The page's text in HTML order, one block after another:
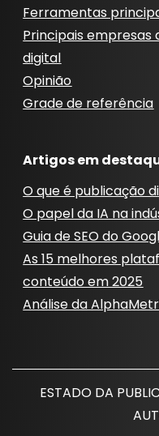
Ferramentas
Principais empresas
digital
Opinião
Grade de referência
Artigos em
O que é publicação
O papel da IA ​​na
Guia de SEO do
As 15 melhores
conteúdo em 2025
Análise da
ESTADO DA